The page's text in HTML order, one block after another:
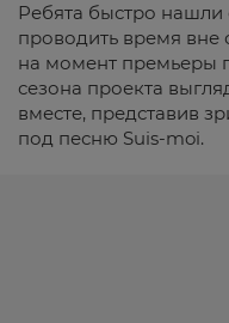
Ребята быстро
проводить время
на момент премьеры
сезона проекта
вместе, представив
под песню Suis-moi.